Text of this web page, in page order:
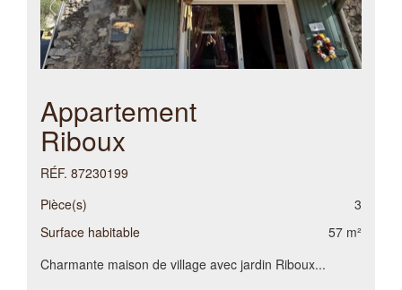
Appartement
Riboux
RÉF. 87230199
Pièce(s)
3
Surface habitable
57 m²
Charmante maison de village avec jardin Riboux...